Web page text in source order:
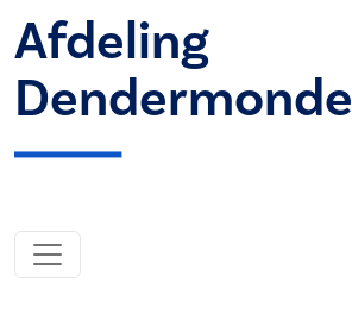
Afdeling
Dendermonde